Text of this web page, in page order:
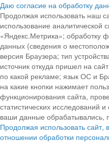
Даю согласие на обработку
Продолжая использовать наш
использование аналитической
«Яндекс.Метрика»; обработку
данных (сведения о
версия Браузера; тип
источник откуда пришел на
по какой рекламе; язык ОС и
на какие кнопки нажимает
функционирования сайта,
статистических исследований
ваши данные обрабатывались,
Продолжая использовать сайт,
отношении обработки